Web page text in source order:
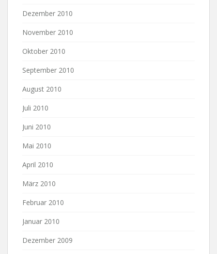
Dezember 2010
November 2010
Oktober 2010
September 2010
August 2010
Juli 2010
Juni 2010
Mai 2010
April 2010
März 2010
Februar 2010
Januar 2010
Dezember 2009